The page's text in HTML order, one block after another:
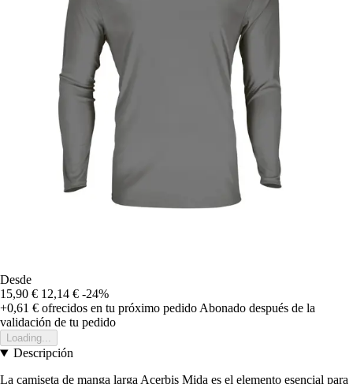
Desde
15,90 € 12,14 € -24%
+0,61 € ofrecidos en tu próximo pedido Abonado después de la
validación de tu pedido
Loading...
Descripción
La camiseta de manga larga Acerbis Mida es el elemento esencial para